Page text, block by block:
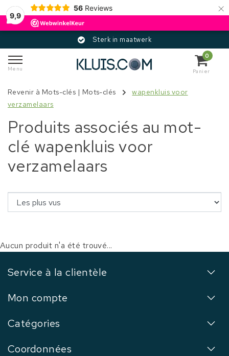
9,9
56 Reviews ×
Sterk in maatwerk
Menu
0
Panier
Revenir à Mots-clés | Mots-clés
wapenkluis voor
verzamelaars
Produits associés au mot-
clé wapenkluis voor
verzamelaars
Aucun produit n'a été trouvé...
Service à la clientèle
Mon compte
Catégories
Coordonnées